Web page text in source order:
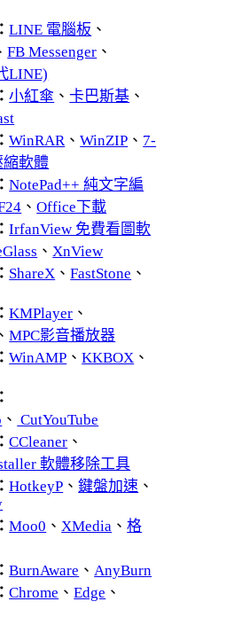
LINE 電腦板 、
FB Messenger 、
LINE)
小紅傘 、卡巴斯基 、
WinRAR 、WinZIP 、 7-
縮軟體
NotePad++ 純文字編
、Office下載
IrfanView 免費看圖軟
、 XnView
ShareX 、FastStone 、
KMPlayer 、
、MPC影音播放器
WinAMP 、KKBOX 、
、 CutYouTube
CCleaner 、
軟體移除工具
HotkeyP 、鍵盤加速 、
Moo0 、 XMedia 、格
BurnAware 、 AnyBurn
Chrome 、Edge 、